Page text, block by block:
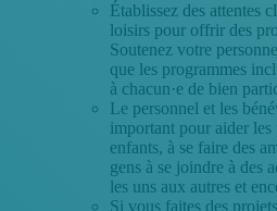
Établissez des attentes
loisirs pour offrir des
Soutenez votre
que les programmes
à chacun·e de bien
Le personnel et les
important pour aider les
enfants, à se faire des
gens à se joindre à des
les uns aux autres et
Si vous faites des